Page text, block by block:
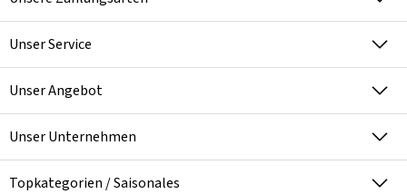
Unser Service
Unser Angebot
Unser Unternehmen
Topkategorien / Saisonales